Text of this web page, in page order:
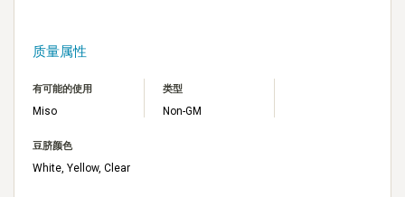
质量属性
有可能的使用
Miso
类型
Non-GM
豆脐颜色
White, Yellow, Clear